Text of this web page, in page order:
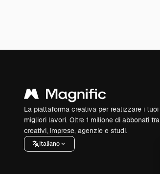
La piattaforma creativa per realizzare i tuoi
migliori lavori. Oltre 1 milione di abbonati tra
creativi, imprese, agenzie e studi.
Italiano